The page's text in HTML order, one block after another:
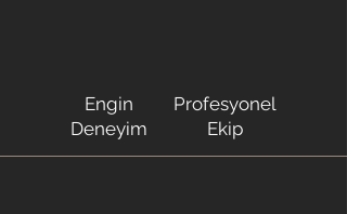
Engin
Deneyim
Profesyonel
Ekip